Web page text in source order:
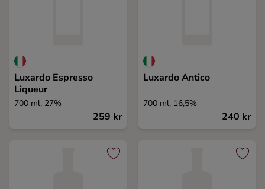
Luxardo Espresso
Liqueur
700 ml, 27%
259 kr
Luxardo Antico
700 ml, 16,5%
240 kr